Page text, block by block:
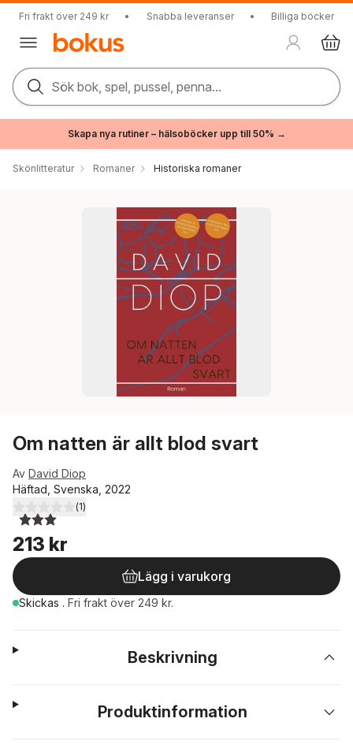
Fri frakt över 249 kr • Snabba leveranser • Billiga böcker
Sök bok, spel, pussel, penna...
Skapa nya rutiner – hälsoböcker upp till 50% →
Skönlitteratur Romaner Historiska romaner
Om natten är allt blod svart
Av David Diop
Häftad, Svenska, 2022
3,0utav 5 stjärnor. Totalt antal röster:
(1)
213 kr
Lägg i varukorg
Skickas . Fri frakt över 249 kr.
Beskrivning
Produktinformation